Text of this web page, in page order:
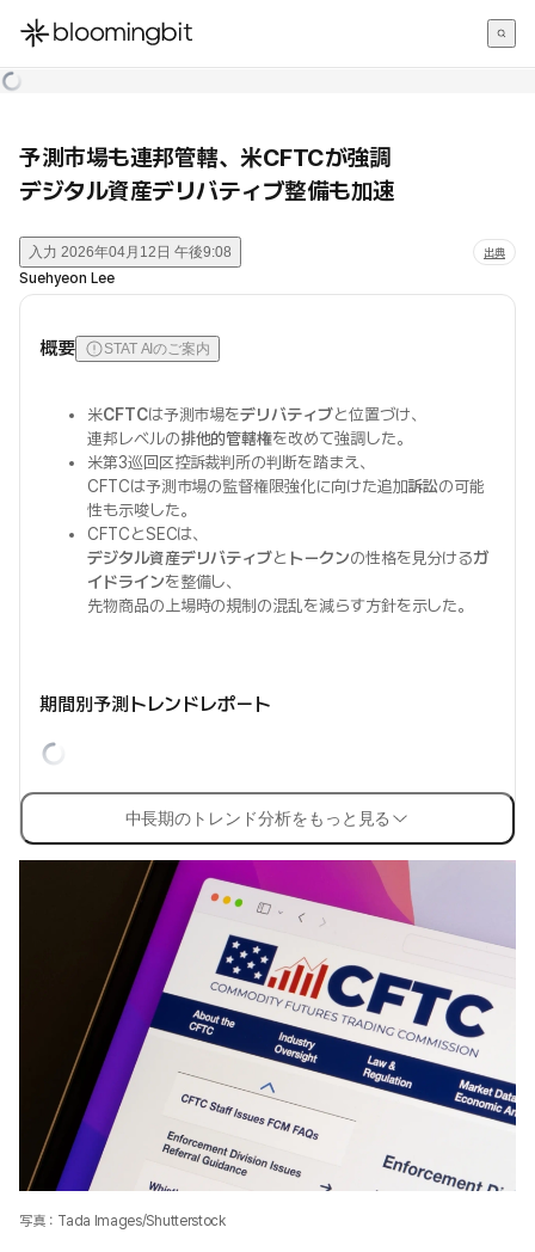
한국어
予測市場も連邦管轄、米CFTCが強調
デジタル資産デリバティブ整備も加速
入力 2026年04月12日 午後9:08 出典
Suehyeon Lee
概要 STAT AIのご案内
米CFTCは予測市場をデリバティブと位置づけ、
連邦レベルの排他的管轄権を改めて強調した。
米第3巡回区控訴裁判所の判断を踏まえ、
CFTCは予測市場の監督権限強化に向けた追加訴訟の可能
性も示唆した。
CFTCとSECは、
デジタル資産デリバティブと トークンの性格を見分けるガ
イドラインを整備し、
先物商品の上場時の規制の混乱を減らす方針を示した。
期間別予測トレンドレポート
中長期のトレンド分析をもっと見る
写真：Tada Images/Shutterstock